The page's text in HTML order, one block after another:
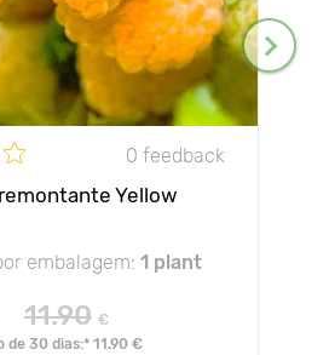
0 feedback
Yellow
embalagem: 1 plant
11.90 €
de 30 dias:* 11.90 €